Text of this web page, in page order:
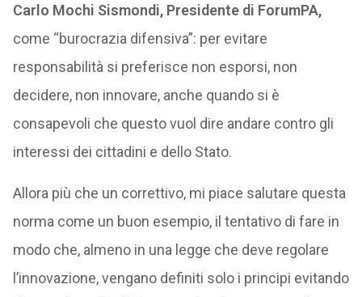
Carlo Mochi Sismondi, Presidente di ForumPA,
come “burocrazia difensiva”: per evitare
responsabilità si preferisce non esporsi, non
decidere, non innovare, anche quando si è
consapevoli che questo vuol dire andare contro gli
interessi dei cittadini e dello Stato.
Allora più che un correttivo, mi piace salutare questa
norma come un buon esempio, il tentativo di fare in
modo che, almeno in una legge che deve regolare
l’innovazione, vengano definiti solo i principi evitando